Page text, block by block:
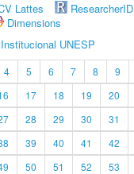
Lattes
ResearcherID
Dimensions
UNESP
4 5 6 7 8 9
17 18 19 20
28 29 30 31
39 40 41 42
50 51 52 53